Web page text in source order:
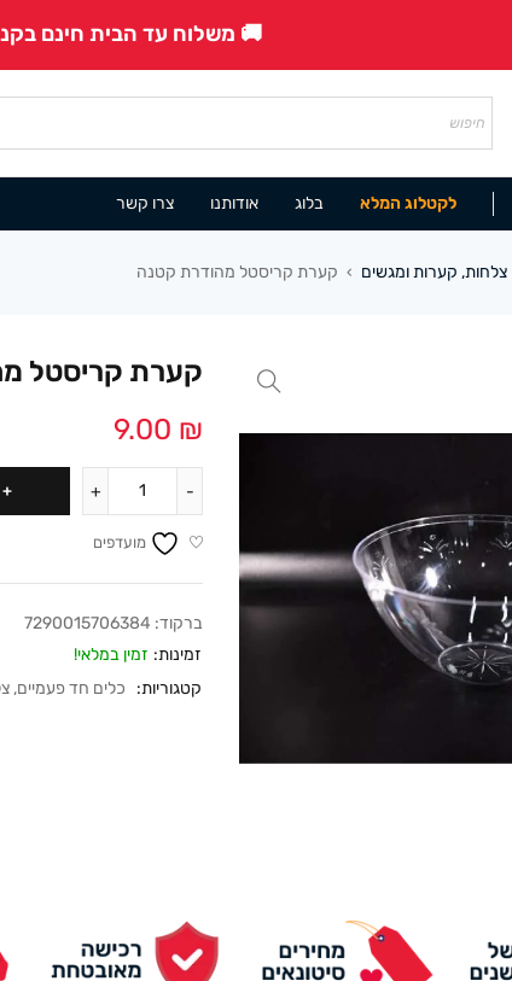
🚚 משלוח עד הבית חינם בקנייה
לקטלוג המלא בלוג אודותנו צרו קשר
צלחות, קערות ומגשים › קערת קריסטל מהודרת קטנה
קערת קריסטל
9.00 ₪
מועדפים
ברקוד: 7290015706384
זמינות: זמין במלאי!
קטגוריות:
כלים חד פעמיים,